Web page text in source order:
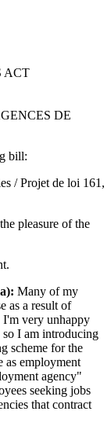
ACT
DE
bill:
/ Projet de loi 161,
pleasure of the
Many of my
as a result of
I'm very unhappy
I am introducing
scheme for the
as employment
agency"
seeking jobs
that contract